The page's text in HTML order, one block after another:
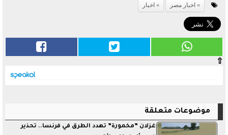
اخبار مصر اخبار
⇧
موضوعات متعلقة
غزلان ”مخمورة” تهدد الطرق في فرنسا.. تحذير